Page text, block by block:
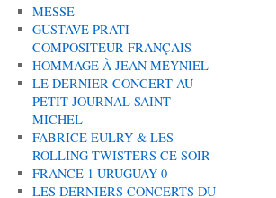
MESSE
GUSTAVE PRATI
COMPOSITEUR FRANÇAIS
HOMMAGE À JEAN MEYNIEL
LE DERNIER CONCERT AU
PETIT-JOURNAL SAINT-
MICHEL
FABRICE EULRY & LES
ROLLING TWISTERS CE SOIR
FRANCE 1 URUGUAY 0
LES DERNIERS CONCERTS DU